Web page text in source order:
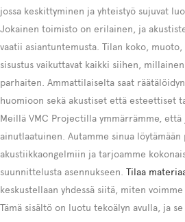
jossa keskittyminen ja yhteistyö sujuvat
Jokainen toimisto on erilainen, ja
vaatii asiantuntemusta. Tilan koko,
sisustus vaikuttavat kaikki siihen,
parhaiten. Ammattilaiselta saat
huomioon sekä akustiset että esteettiset
Meillä VMC Projectilla ymmärrämme,
ainutlaatuinen. Autamme sinua
akustiikkaongelmiin ja tarjoamme
suunnittelusta asennukseen. Tilaa
keskustellaan yhdessä siitä, miten
Tämä sisältö on luotu tekoälyn avulla, ja